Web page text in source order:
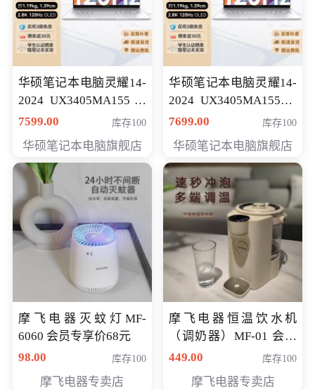
华硕笔记本电脑灵耀14-
2024 UX3405MA155冰
川银 oled 智慧轻薄本 会
7599.00 库存100
华硕笔记本电脑旗舰店
华硕笔记本电脑灵耀14-
2024 UX3405MA155夜
空蓝 oled 智慧轻薄本 会
7699.00 库存100
华硕笔记本电脑旗舰店
摩飞电器灭蚊灯MF-
6060 会员专享价68元
98.00
库存100
摩飞电器专卖店
摩飞电器恒温饮水机
（调奶器）MF-01 会员
专享价366元
449.00 库存100
摩飞电器专卖店